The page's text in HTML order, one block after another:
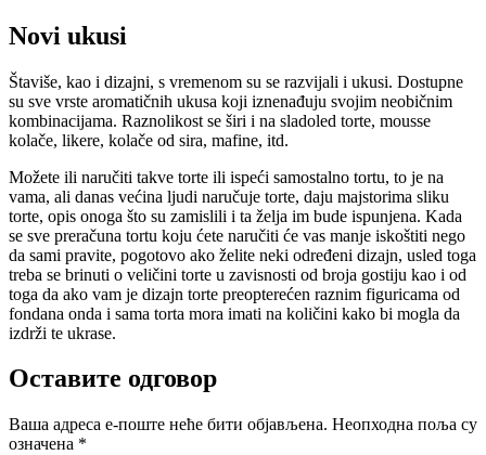
Novi ukusi
Štaviše, kao i dizajni, s vremenom su se razvijali i ukusi. Dostupne
su sve vrste aromatičnih ukusa koji iznenađuju svojim neobičnim
kombinacijama. Raznolikost se širi i na sladoled torte, mousse
kolače, likere, kolače od sira, mafine, itd.
Možete ili naručiti takve torte ili ispeći samostalno tortu, to je na
vama, ali danas većina ljudi naručuje torte, daju majstorima sliku
torte, opis onoga što su zamislili i ta želja im bude ispunjena. Kada
se sve preračuna tortu koju ćete naručiti će vas manje iskoštiti nego
da sami pravite, pogotovo ako želite neki određeni dizajn, usled toga
treba se brinuti o veličini torte u zavisnosti od broja gostiju kao i od
toga da ako vam je dizajn torte preopterećen raznim figuricama od
fondana onda i sama torta mora imati na količini kako bi mogla da
izdrži te ukrase.
Оставите одговор
Ваша адреса е-поште неће бити објављена. Неопходна поља су
означена *